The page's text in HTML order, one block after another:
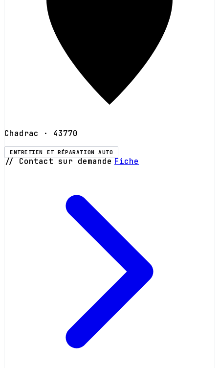
Chadrac · 43770
ENTRETIEN ET RÉPARATION AUTO
// Contact sur demande Fiche